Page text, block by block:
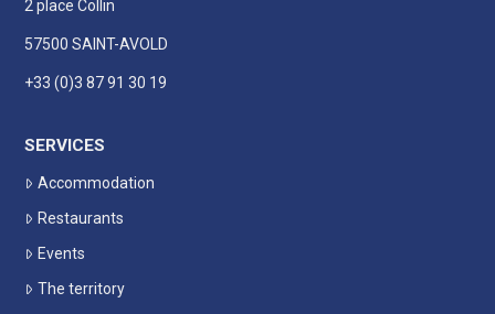
2 place Collin
57500 SAINT-AVOLD
+33 (0)3 87 91 30 19
SERVICES
Accommodation
Restaurants
Events
The territory